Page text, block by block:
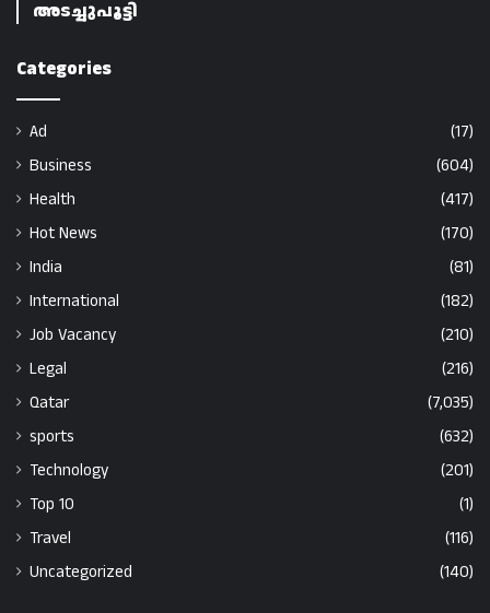
അടച്ചുപൂട്ടി
Categories
Ad
(17)
Business
(604)
Health
(417)
Hot News
(170)
India
(81)
International
(182)
Job Vacancy
(210)
Legal
(216)
Qatar
(7,035)
sports
(632)
Technology
(201)
Top 10
(1)
Travel
(116)
Uncategorized
(140)